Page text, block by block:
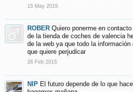
15 May 2015
ROBER Quiero ponerme en
de la tienda de coches de valencia
de la web ya que todo la
que quiere perjudicar
26 Feb 2015
NIP El futuro depende de lo que